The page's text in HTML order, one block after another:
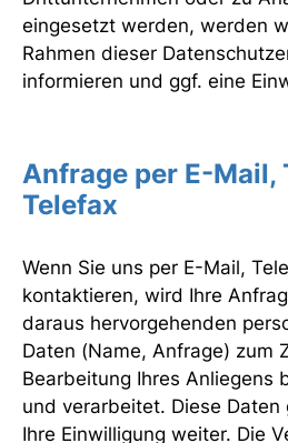
eingesetzt werden, werden
Rahmen dieser
informieren und ggf. eine
Anfrage per E-Mail,
Telefax
Wenn Sie uns per E-Mail,
kontaktieren, wird Ihre
daraus hervorgehenden
Daten (Name, Anfrage) zum
Bearbeitung Ihres Anliegens
und verarbeitet. Diese
Ihre Einwilligung weiter. Die